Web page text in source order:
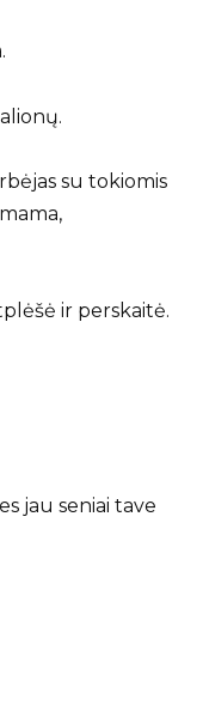
su tokiomis
ir perskaitė.
jau seniai tave